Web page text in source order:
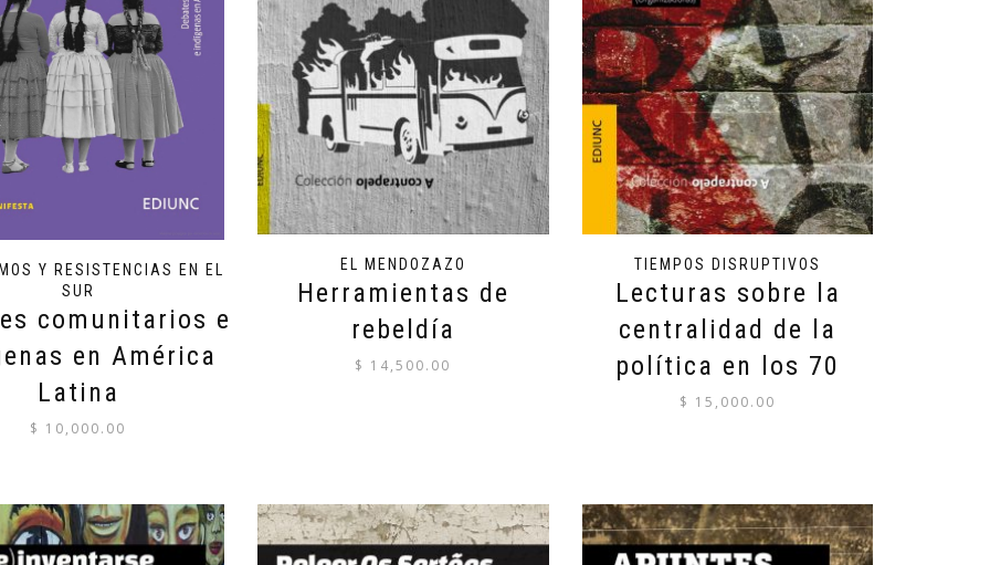
Y RESISTENCIAS EN EL
SUR
comunitarios e
en América
Latina
$ 10,000.00
EL MENDOZAZO
Herramientas de
rebeldía
$ 14,500.00
TIEMPOS DISRUPTIVOS
Lecturas sobre la
centralidad de la
política en los 70
$ 15,000.00